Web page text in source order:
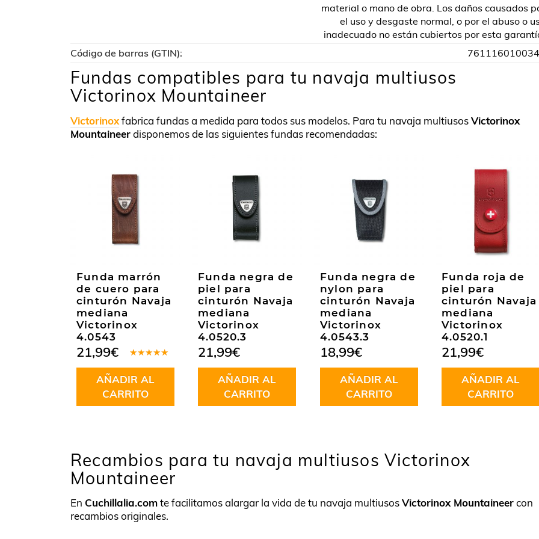
material o mano de obra. Los daños causados
el uso y desgaste normal, o por el abuso o
inadecuado no están cubiertos por esta
Código de barras (GTIN):
Fundas compatibles para tu navaja multiusos
Victorinox Mountaineer
Victorinoxfabrica fundas a medida para todos sus modelos. Para tu navaja multiusosVictorinox
Mountaineerdisponemos de las siguientes fundas recomendadas:
Funda marrón
de cuero para
cinturón Navaja
mediana
Victorinox
4.0543
en4.50
de 5
21,99€
AÑADIR AL
CARRITO
Funda negra de
piel para
cinturón Navaja
mediana
Victorinox
4.0520.3
21,99€
AÑADIR AL
CARRITO
Funda negra de
nylon para
cinturón Navaja
mediana
Victorinox
4.0543.3
18,99€
AÑADIR AL
CARRITO
Funda roja de
piel para
cinturón Navaja
mediana
Victorinox
4.0520.1
21,99€
AÑADIR AL
CARRITO
Recambios para tu navaja multiusos Victorinox
Mountaineer
En Cuchillalia.comte facilitamos alargar la vida de tu navaja multiusosVictorinox Mountaineercon
recambios originales.